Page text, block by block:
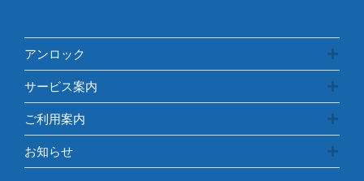
アンロック
サービス案内
ご利用案内
お知らせ